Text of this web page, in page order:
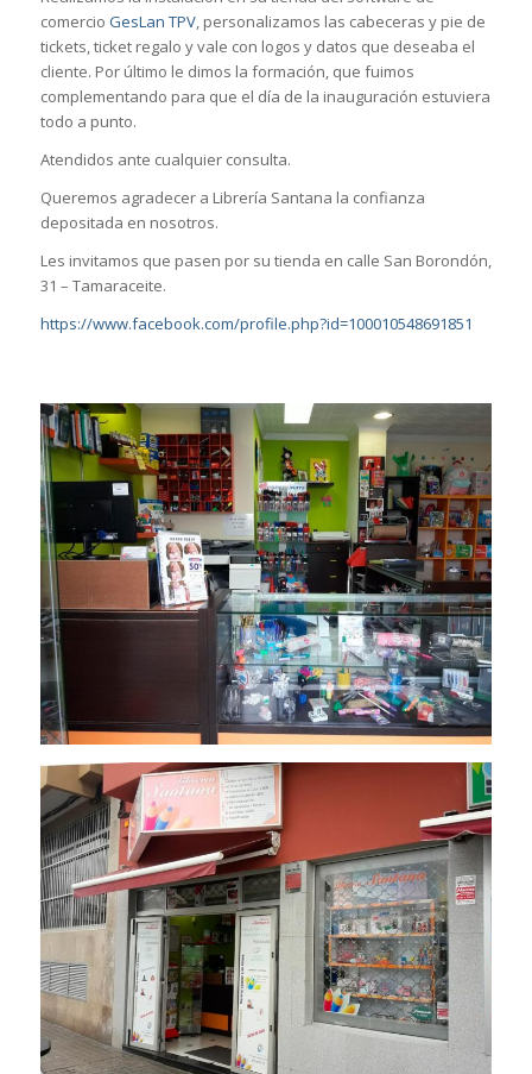
comercio GesLan TPV, personalizamos las cabeceras y pie de
tickets, ticket regalo y vale con logos y datos que deseaba el
cliente. Por último le dimos la formación, que fuimos
complementando para que el día de la inauguración estuviera
todo a punto.
Atendidos ante cualquier consulta.
Queremos agradecer a Librería Santana la confianza
depositada en nosotros.
Les invitamos que pasen por su tienda en calle San Borondón,
31 – Tamaraceite.
https://www.facebook.com/profile.php?id=100010548691851